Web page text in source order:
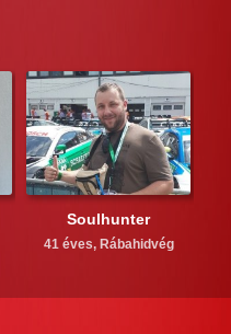
Soulhunter
41 éves, Rábahidvég